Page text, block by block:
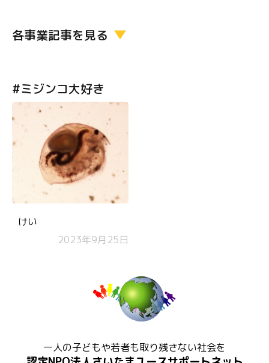
各事業記事を見る
#ミジンコ大好き
けい
2023年9月25日
一人の子どもや若者も取り残さない社会を